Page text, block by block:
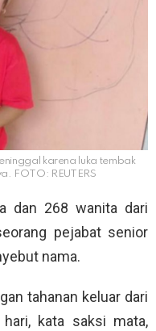
karena luka tembak
FOTO: REUTERS
dan 268 wanita dari
pejabat senior
nama.
tahanan keluar dari
kata saksi mata,